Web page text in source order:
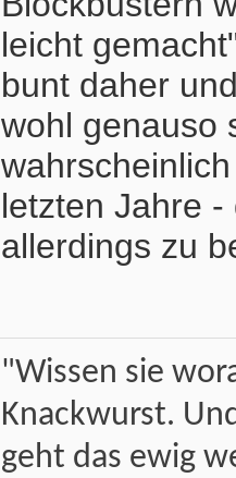
leicht
bunt daher
wohl genauso
letzten Jahre
allerdings zu
"Wissen sie
Knackwurst.
geht das ewig